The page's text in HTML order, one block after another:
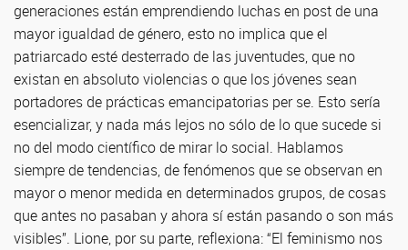
generaciones están emprendiendo luchas en post de una
mayor igualdad de género, esto no implica que el
patriarcado esté desterrado de las juventudes, que no
existan en absoluto violencias o que los jóvenes sean
portadores de prácticas emancipatorias per se. Esto sería
esencializar, y nada más lejos no sólo de lo que sucede si
no del modo científico de mirar lo social. Hablamos
siempre de tendencias, de fenómenos que se observan en
mayor o menor medida en determinados grupos, de cosas
que antes no pasaban y ahora sí están pasando o son más
visibles”. Lione, por su parte, reflexiona: “El feminismo nos